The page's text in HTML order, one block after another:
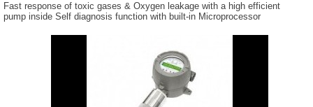
Fast response of toxic gases & Oxygen leakage with a high efficient
pump inside Self diagnosis function with built-in Microprocessor